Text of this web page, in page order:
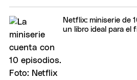
Netflix: miniserie de
un libro ideal para el